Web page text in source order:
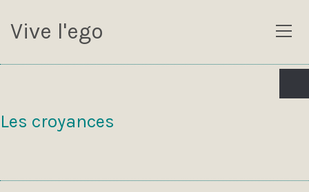
Vive l'ego
Les croyances